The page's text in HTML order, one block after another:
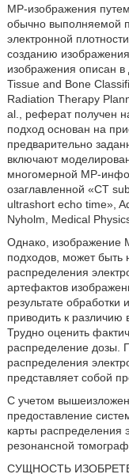
МР-изображения
обычно выполняемой
электронной
созданию
изображения описан
Tissue and Bone
Radiation Therapy
al., реферат получен
подход основан на
предварительно
включают
многомерной МР-
озаглавленной «CT
ultrashort echo time»,
Nyholm, Medical
Однако, изображение
подходов, может быть
распределения
артефактов
результате
приводить к различию
Трудно оценить
распределение дозы.
распределения
представляет собой
С учетом
предоставление
карты распределения
резонансной
СУЩНОСТЬ